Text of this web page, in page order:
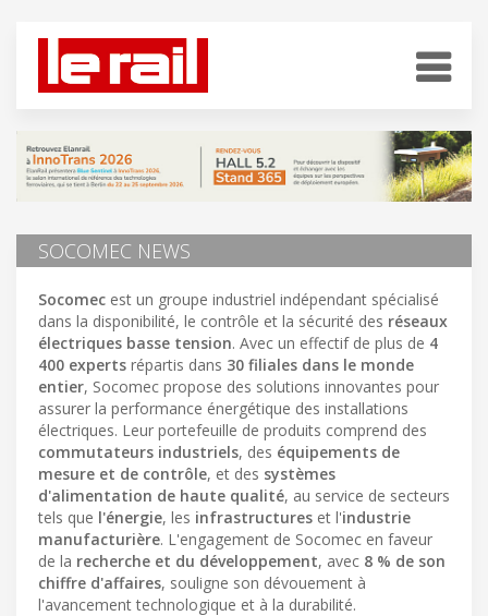
SOCOMEC NEWS
Socomec est un groupe industriel indépendant spécialisé
dans la disponibilité, le contrôle et la sécurité des réseaux
électriques basse tension. Avec un effectif de plus de 4
400 experts répartis dans 30 filiales dans le monde
entier, Socomec propose des solutions innovantes pour
assurer la performance énergétique des installations
électriques. Leur portefeuille de produits comprend des
commutateurs industriels, des équipements de
mesure et de contrôle, et des systèmes
d'alimentation de haute qualité, au service de secteurs
tels que l'énergie, les infrastructures et l'industrie
manufacturière. L'engagement de Socomec en faveur
de la recherche et du développement, avec 8 % de son
chiffre d'affaires, souligne son dévouement à
l'avancement technologique et à la durabilité.